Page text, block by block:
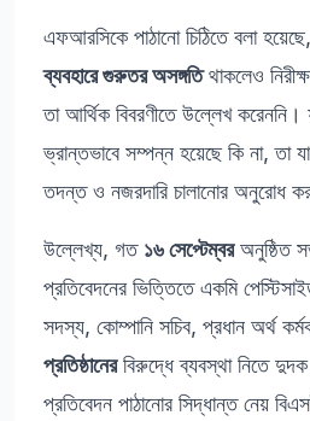
এফআরসিকে পাঠানো চিঠিতে বলা
ব্যবহারে গুরুতর অসঙ্গতিথাকলেও
তা আর্থিক বিবরণীতে উল্লেখ করেননি।
ভ্রান্তভাবে সম্পন্ন হয়েছে কি না, তা
তদন্ত ও নজরদারি চালানোর অনুরোধ
উল্লেখ্য, গত ১৬ সেপ্টেম্বরঅনুষ্ঠিত
প্রতিবেদনের ভিত্তিতে একমি
সদস্য, কোম্পানি সচিব, প্রধান অর্থ
প্রতিষ্ঠানেরবিরুদ্ধে ব্যবস্থা নিতে
প্রতিবেদন পাঠানোর সিদ্ধান্ত নেয়